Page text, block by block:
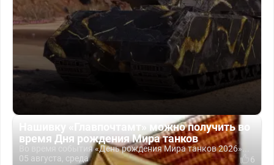
Нашивку «Главпочтамт» можно получить во
время Дня рождения Мира танков
Во время события «День рождения Мира танков 2026»...
05 августа, среда
6